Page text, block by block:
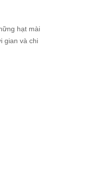
hạt mài
gian và chi